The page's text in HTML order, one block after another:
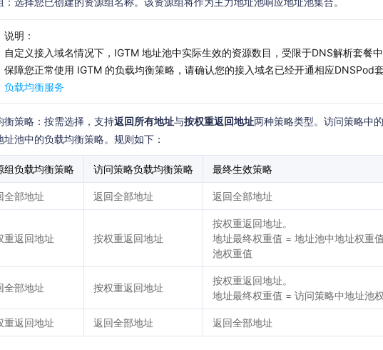
说明：
自定义接入域名情况下，IGTM 地址池中实际生效的资源数目，受限于DNS解析套餐
保障您正常使用 IGTM 的负载均衡策略，请确认您的接入域名已经开通相应DNSPod
负载均衡服务
衡策略：按需选择，支持返回所有地址与按权重返回地址两种策略类型。访问策略中
址池中的负载均衡策略。规则如下：
组负载均衡策略 访问策略负载均衡策略 最终生效策略
全部地址 返回全部地址 返回全部地址
重返回地址 按权重返回地址
按权重返回地址。
地址最终权重值 = 地址池中地址权重
池权重值
全部地址 按权重返回地址
按权重返回地址。
地址最终权重值 = 访问策略中地址池
重返回地址 返回全部地址 返回全部地址